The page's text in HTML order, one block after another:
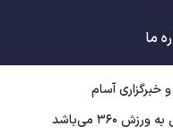
فیکس است؟
ما
آسام
می‌باشد